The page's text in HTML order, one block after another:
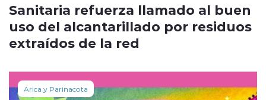
Sanitaria refuerza llamado al buen
uso del alcantarillado por residuos
extraídos de la red
Arica y Parinacota